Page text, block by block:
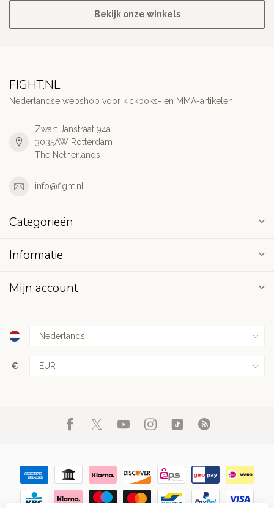
Bekijk onze winkels
FIGHT.NL
Nederlandse webshop voor kickboks- en MMA-artikelen.
Zwart Janstraat 94a
3035AW Rotterdam
The Netherlands
info@fight.nl
Categorieën
Informatie
Mijn account
€